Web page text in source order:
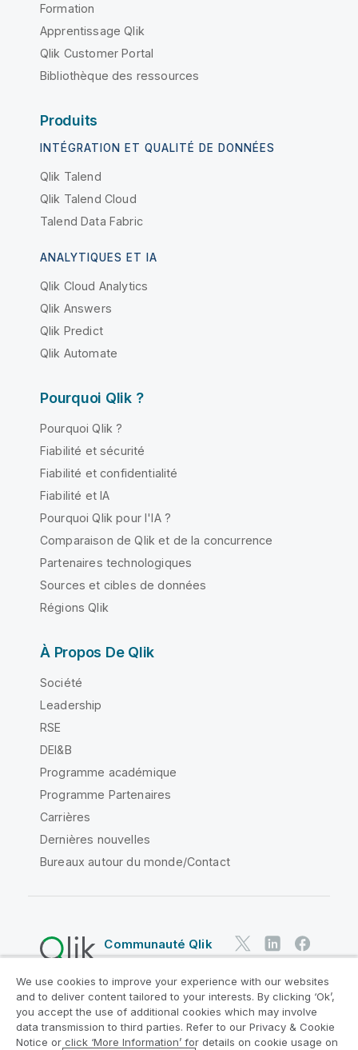
Formation
Apprentissage Qlik
Qlik Customer Portal
Bibliothèque des ressources
Produits
INTÉGRATION ET QUALITÉ DE DONNÉES
Qlik Talend
Qlik Talend Cloud
Talend Data Fabric
ANALYTIQUES ET IA
Qlik Cloud Analytics
Qlik Answers
Qlik Predict
Qlik Automate
Pourquoi Qlik ?
Pourquoi Qlik ?
Fiabilité et sécurité
Fiabilité et confidentialité
Fiabilité et IA
Pourquoi Qlik pour l'IA ?
Comparaison de Qlik et de la concurrence
Partenaires technologiques
Sources et cibles de données
Régions Qlik
À Propos De Qlik
Société
Leadership
RSE
DEI&B
Programme académique
Programme Partenaires
Carrières
Dernières nouvelles
Bureaux autour du monde/Contact
Communauté Qlik
Contrats juridiques
Conditions d'utilisation des produits
Legal Policies
Conditions légales
We use cookies to improve your experience with our websites
and to deliver content tailored to your interests. By clicking ‘Ok’,
you accept the use of additional cookies which may involve
data transmission to third parties. Refer to our Privacy & Cookie
Notice or click ‘More Information’ for details on cookie usage on